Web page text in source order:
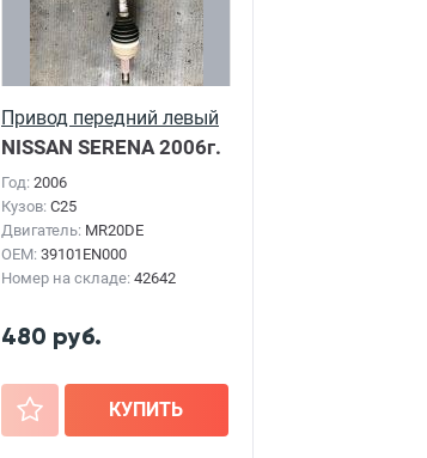
Привод передний левый
NISSAN SERENA2006г.
Год: 2006
Кузов: C25
Двигатель: MR20DE
OEM: 39101EN000
Номер на складе: 42642
480 руб.
+ КУПИТЬ